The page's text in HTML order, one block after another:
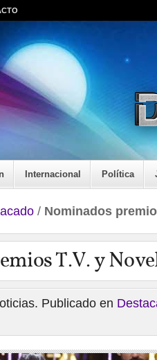
Internacional Política
/ Nominados
T.V. y
Publicado en